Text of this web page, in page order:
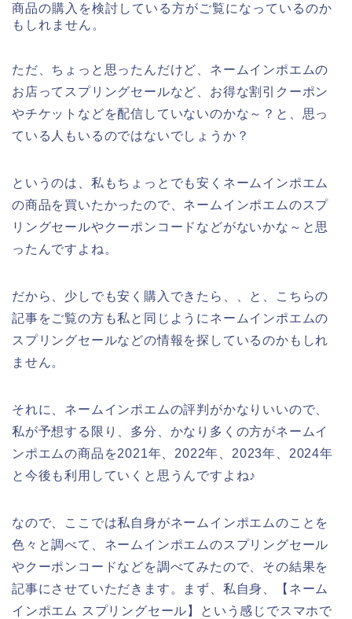
商品の購入を検討している方がご覧になっているのか
もしれません。
ただ、ちょっと思ったんだけど、ネームインポエムの
お店ってスプリングセールなど、お得な割引クーポン
やチケットなどを配信していないのかな～？と、思っ
ている人もいるのではないでしょうか？
というのは、私もちょっとでも安くネームインポエム
の商品を買いたかったので、ネームインポエムのスプ
リングセールやクーポンコードなどがないかな～と思
ったんですよね。
だから、少しでも安く購入できたら、、と、こちらの
記事をご覧の方も私と同じようにネームインポエムの
スプリングセールなどの情報を探しているのかもしれ
ません。
それに、ネームインポエムの評判がかなりいいので、
私が予想する限り、多分、かなり多くの方がネームイ
ンポエムの商品を2021年、2022年、2023年、2024年
と今後も利用していくと思うんですよね♪
なので、ここでは私自身がネームインポエムのことを
色々と調べて、ネームインポエムのスプリングセール
やクーポンコードなどを調べてみたので、その結果を
記事にさせていただきます。まず、私自身、【ネーム
インポエム スプリングセール】という感じでスマホで